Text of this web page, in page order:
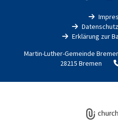


 Erklärung zur
Martin-Luther-Gemeinde
28215 Bremen